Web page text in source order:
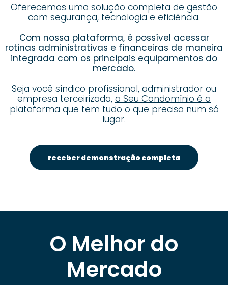
Oferecemos uma solução completa de gestão
com segurança, tecnologia e eficiência.
Com nossa plataforma, é possível acessar
rotinas administrativas e financeiras de maneira
integrada com os principais equipamentos do
mercado.
Seja você síndico profissional, administrador ou
empresa terceirizada, a Seu Condomínio é a
plataforma que tem tudo o que precisa num só
lugar.
receber demonstração completa
O Melhor do
Mercado